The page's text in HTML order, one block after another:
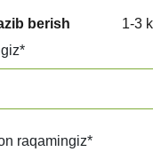
berish
1-3
*
raqamingiz*